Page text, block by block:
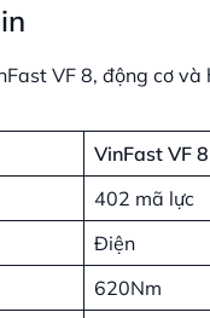
VF 8, động cơ
VinFast VF 8
402 mã lực
Điện
620Nm